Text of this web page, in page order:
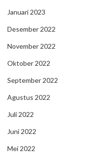
Januari 2023
Desember 2022
November 2022
Oktober 2022
September 2022
Agustus 2022
Juli 2022
Juni 2022
Mei 2022